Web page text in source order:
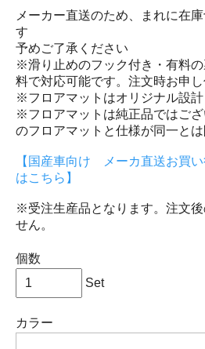
メーカー直送のため、まれに在
す
予めご了承ください
※滑り止めのフック付き・有料
料で対応可能です。注文時お申
※フロアマットはオリジナル設計
※フロアマットは純正品ではご
のフロアマットと仕様が同一とは
【国産車向け メーカ直送お買
はこちら】
※受注生産品となります。注文後
せん。
個数
Set
カラー